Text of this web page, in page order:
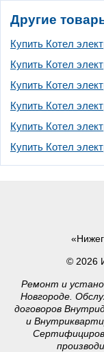
Другие
Купить Котел
Купить Котел
Купить Котел
Купить Котел
Купить Котел
Купить Котел
© 2026
Ремонт и
Новгороде.
договоров
и